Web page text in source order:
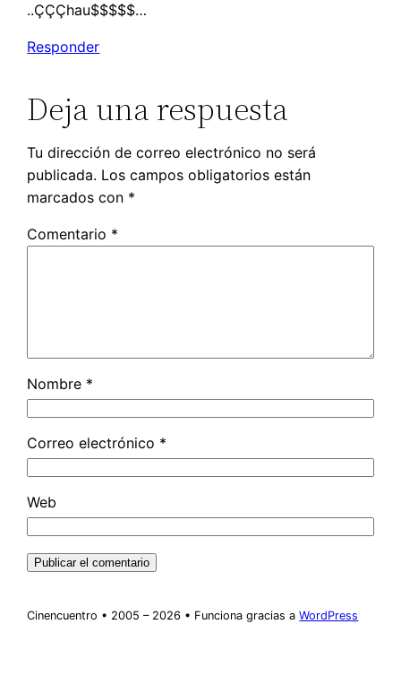
..ÇÇÇhau$$$$$…
Responder
Deja una respuesta
Tu dirección de correo electrónico no será
publicada. Los campos obligatorios están
marcados con *
Comentario *
Nombre *
Correo electrónico *
Web
Cinencuentro • 2005 – 2026 • Funciona gracias aWordPress